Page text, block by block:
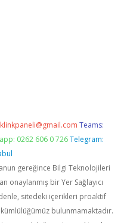
Teams:
0262 606 0 726 Telegram:
gereğince Bilgi Teknolojileri
onaylanmış bir Yer Sağlayıcı
sitedeki içerikleri proaktif
bulunmamaktadır.